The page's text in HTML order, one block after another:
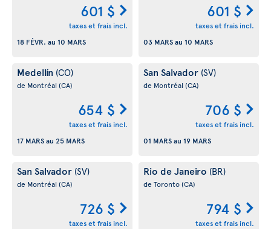
601 $
taxes et frais incl.
18 FÉVR. au 10 MARS
601 $
taxes et frais incl.
03 MARSau 10 MARS
Medellín (CO)
de Montréal (CA)
654 $
taxes et frais incl.
17 MARSau 25 MARS
San Salvador (SV)
de Montréal (CA)
706 $
taxes et frais incl.
01 MARSau 19 MARS
San Salvador (SV)
de Montréal (CA)
726 $
taxes et frais incl.
Rio de Janeiro (BR)
de Toronto(CA)
794 $
taxes et frais incl.